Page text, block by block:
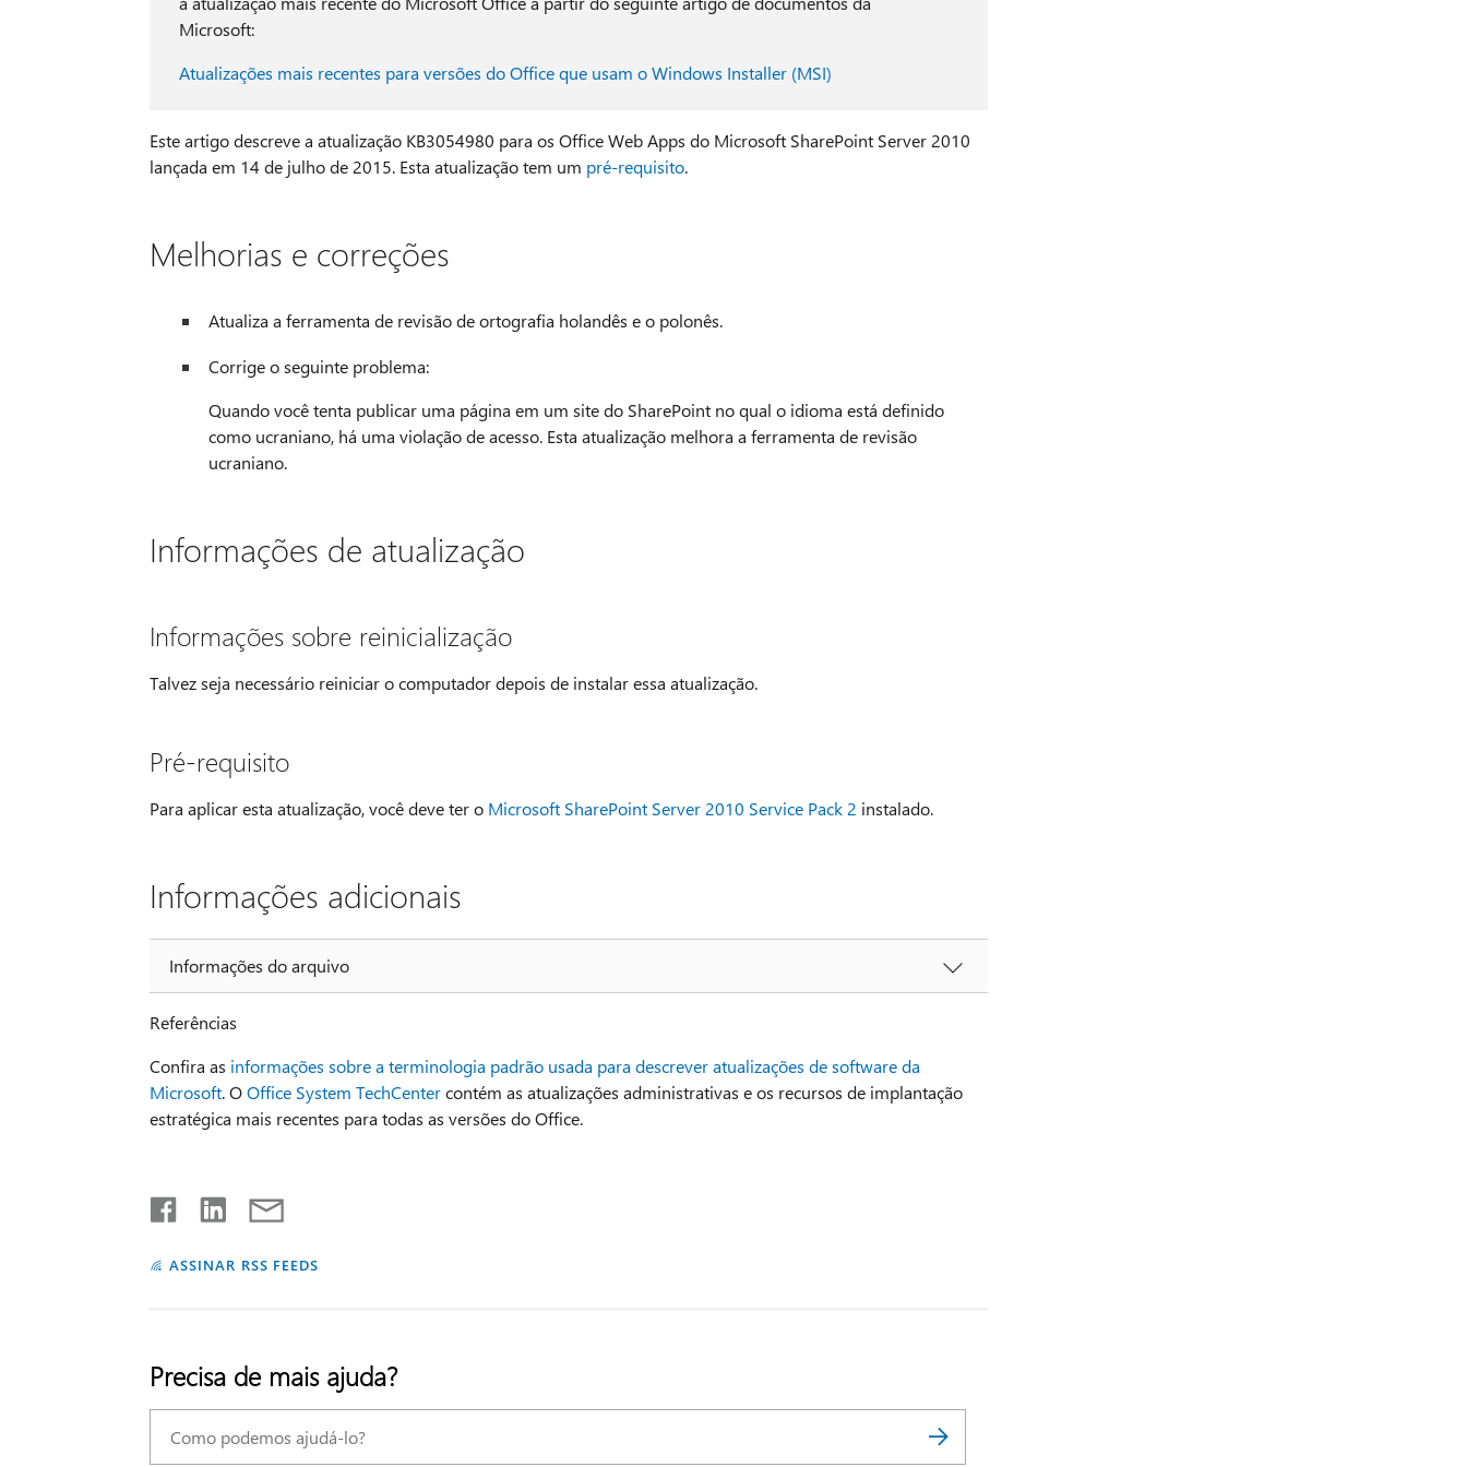
Microsoft:
Atualizações mais recentes para versões do Office que usam o Windows Installer (MSI)
Este artigo descreve a atualização KB3054980 para os Office Web Apps do Microsoft SharePoint Server 2010
lançada em 14 de julho de 2015. Esta atualização tem um pré-requisito.
Melhorias e correções
Atualiza a ferramenta de revisão de ortografia holandês e o polonês.
Corrige o seguinte problema:
Quando você tenta publicar uma página em um site do SharePoint no qual o idioma está definido
como ucraniano, há uma violação de acesso. Esta atualização melhora a ferramenta de revisão
ucraniano.
Informações de atualização
Informações sobre reinicialização
Talvez seja necessário reiniciar o computador depois de instalar essa atualização.
Pré-requisito
Para aplicar esta atualização, você deve ter o Microsoft SharePoint Server 2010 Service Pack 2 instalado.
Informações adicionais
Informações do arquivo
Referências
Confira as informações sobre a terminologia padrão usada para descrever atualizações de software da
Microsoft. OOffice System TechCentercontém as atualizações administrativas e os recursos de implantação
estratégica mais recentes para todas as versões do Office.
ASSINAR RSS FEEDS
Precisa de mais ajuda?